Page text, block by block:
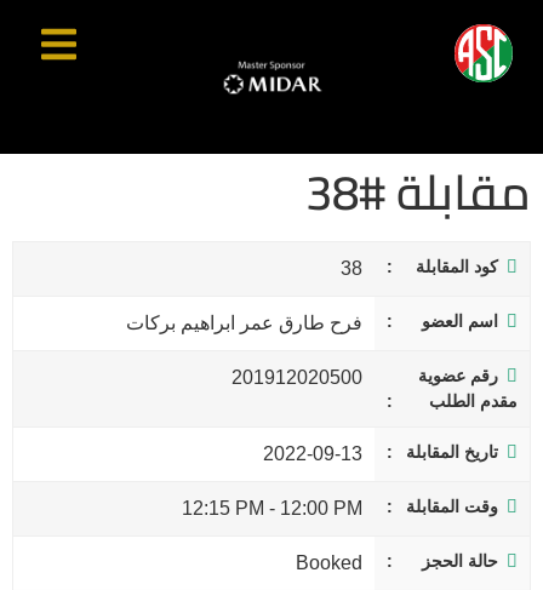
مقابلة #38
كود المقابلة 38
اسم العضو فرح طارق عمر ابراهيم بركات
رقم عضوية
مقدم الطلب
201912020500
تاريخ المقابلة 2022-09-13
وقت المقابلة 12:00 PM
-
12:15 PM
حالة الحجز Booked